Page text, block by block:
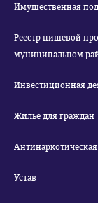
Имущественная
Реестр пищевой
муниципальном
Инвестиционная
Жилье для граждан
Устав